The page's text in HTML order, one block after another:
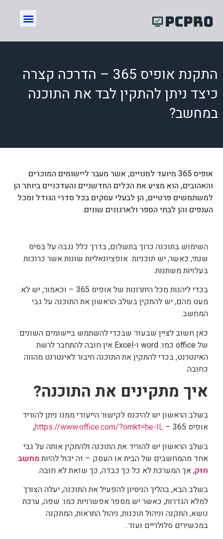
התקנת אופיס 365 – הדרכה קצרה
כיצד ניתן להתקין לבד את התוכנה
במחשב?
אופיס 365 מיועד למנויים, אשר מעבר ליישומים המוכרים
והאהובים, הוא מציע את הכלים החדשניים והעדכניים ביותר הן
למשתמשים פרטיים, הן לבעלי עסקים בכל סדרי הגודל ומכל
הענפים והן לבתי הספר ולארגונים שונים.
השימוש בתוכנה כרוך בתשלום, בדרך כלל נגבה על בסיס
שנתי, כאשר, יש תוכניות אופציונאליות שונות אשר כרוכות
בעלויות משתנות.
בכדי ליהנות מכל היתרונות של אופיס 365 – וכאמור, יש לא
מעט מהם, יש להתקין בשלב הראשון את התוכנה על גבי
המחשב.
כאן חשוב לציין שבעוד שבכדי להשתמש ביישומים השונים
של office כמו: word ו-Excel אין חובה להתחבר לרשת
האינטרנט, בכדי להתקין את התוכנה חיבור לאינטרנט מהווה
כחובה.
איך מתקינים את התוכנה?
בשלב הראשון יש להיכנס לקישור הייעודי ממנו ניתן להוריד
אופיס 365 –
https://www.office.com/?omkt=he-IL
.
בשלב הראשון יש להוריד את התוכנה ולהתקין אותה על גבי
אחד מהמחשבים של הבית או העסק – זה יכול להיותמחשב
חזק, אך המערכת לא כל כך כבדה, כך שזאת לא חובה.
בשלב הבא, בהליך הניסיון להפעיל את התוכנה, יעלה הצורך
למלא הגדרות, כאשר יש מספר אפשרויות כמו: שפה, ערכת
נושא, התקנה וניהול תוכנות, ניהול התראות, המתקנה
במכשירים סלולריים ועוד..